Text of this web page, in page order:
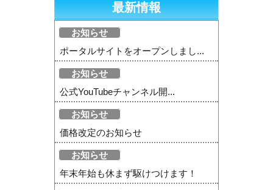
最新情報
お知らせ
ポータルサイトをオープンしまし...
お知らせ
公式YouTubeチャンネル開...
お知らせ
価格改定のお知らせ
お知らせ
年末年始も休まず駆けつけます！